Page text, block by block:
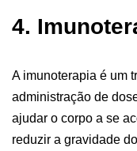
4.
A imunoterapia é um
administração de
ajudar o corpo a se
reduzir a gravidade